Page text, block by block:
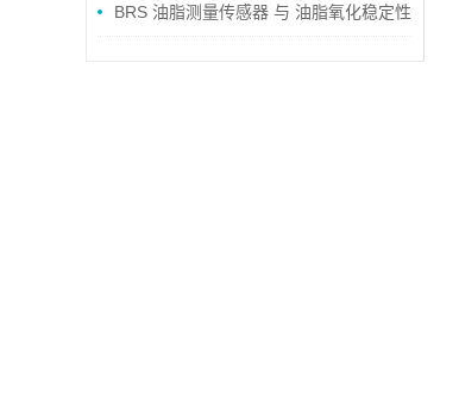
以看看这些
BRS 油脂测量传感器 与 油脂氧化稳定性